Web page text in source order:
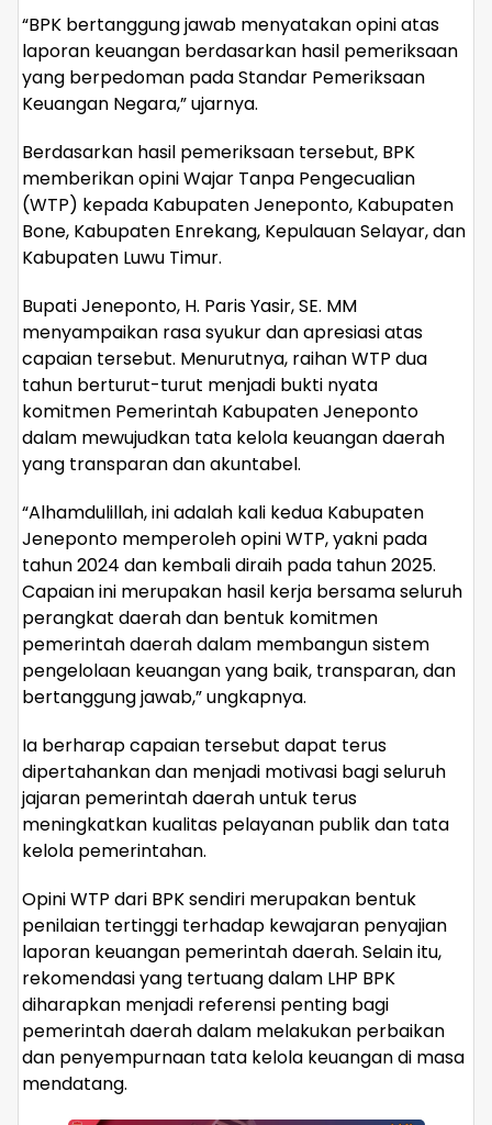
“BPK bertanggung jawab menyatakan opini atas
laporan keuangan berdasarkan hasil pemeriksaan
yang berpedoman pada Standar Pemeriksaan
Keuangan Negara,” ujarnya.
Berdasarkan hasil pemeriksaan tersebut, BPK
memberikan opini Wajar Tanpa Pengecualian
(WTP) kepada Kabupaten Jeneponto, Kabupaten
Bone, Kabupaten Enrekang, Kepulauan Selayar, dan
Kabupaten Luwu Timur.
Bupati Jeneponto, H. Paris Yasir, SE. MM
menyampaikan rasa syukur dan apresiasi atas
capaian tersebut. Menurutnya, raihan WTP dua
tahun berturut-turut menjadi bukti nyata
komitmen Pemerintah Kabupaten Jeneponto
dalam mewujudkan tata kelola keuangan daerah
yang transparan dan akuntabel.
“Alhamdulillah, ini adalah kali kedua Kabupaten
Jeneponto memperoleh opini WTP, yakni pada
tahun 2024 dan kembali diraih pada tahun 2025.
Capaian ini merupakan hasil kerja bersama seluruh
perangkat daerah dan bentuk komitmen
pemerintah daerah dalam membangun sistem
pengelolaan keuangan yang baik, transparan, dan
bertanggung jawab,” ungkapnya.
Ia berharap capaian tersebut dapat terus
dipertahankan dan menjadi motivasi bagi seluruh
jajaran pemerintah daerah untuk terus
meningkatkan kualitas pelayanan publik dan tata
kelola pemerintahan.
Opini WTP dari BPK sendiri merupakan bentuk
penilaian tertinggi terhadap kewajaran penyajian
laporan keuangan pemerintah daerah. Selain itu,
rekomendasi yang tertuang dalam LHP BPK
diharapkan menjadi referensi penting bagi
pemerintah daerah dalam melakukan perbaikan
dan penyempurnaan tata kelola keuangan di masa
mendatang.